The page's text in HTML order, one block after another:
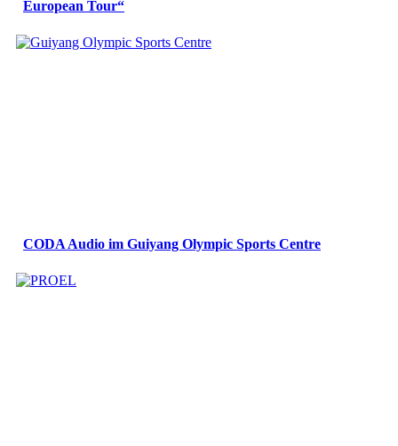
European Tour“
CODA Audio im Guiyang Olympic Sports Centre